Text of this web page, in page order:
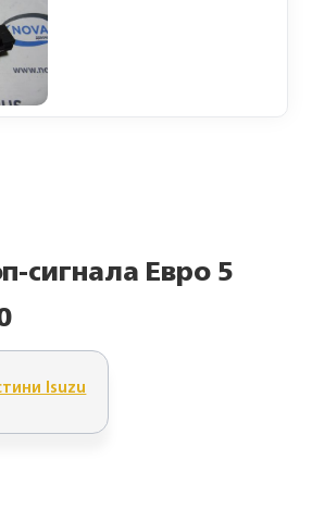
сигнала Евро 5
Isuzu